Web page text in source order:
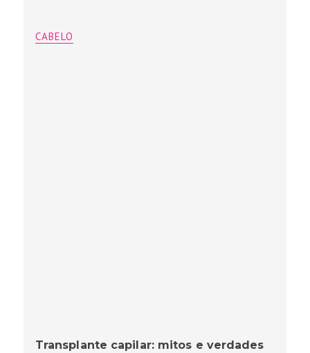
CABELO
Transplante capilar: mitos e verdades